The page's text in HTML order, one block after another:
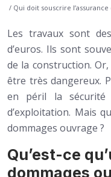
/ Qui doit souscrire
Les travaux sont
d’euros. Ils sont
de la construction.
être très dangereux.
en péril la sécurité
d’exploitation. Mais
dommages ouvrage ?
Qu’est-ce
dommages